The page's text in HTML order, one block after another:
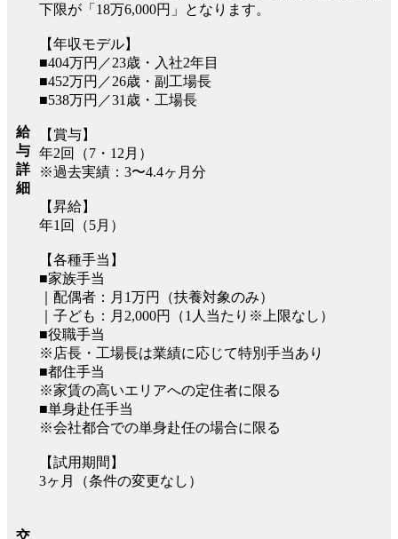
給
与
詳
細
下限が「18万6,000円」となります。
【年収モデル】
■404万円／23歳・入社2年目
■452万円／26歳・副工場長
■538万円／31歳・工場長
【賞与】
年2回（7・12月）
※過去実績：3〜4.4ヶ月分
【昇給】
年1回（5月）
【各種手当】
■家族手当
｜配偶者：月1万円（扶養対象のみ）
｜子ども：月2,000円（1人当たり※上限なし）
■役職手当
※店長・工場長は業績に応じて特別手当あり
■都住手当
※家賃の高いエリアへの定住者に限る
■単身赴任手当
※会社都合での単身赴任の場合に限る
【試用期間】
3ヶ月（条件の変更なし）